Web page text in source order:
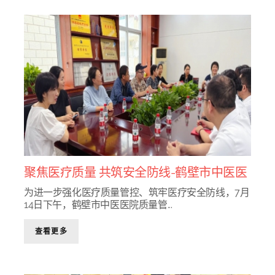
聚焦医疗质量 共筑安全防线-鹤壁市中医医
院质量管理控制中心专家组莅临我院检查
为进一步强化医疗质量管控、筑牢医疗安全防线，7月
14日下午，鹤壁市中医医院质量管...
查看更多